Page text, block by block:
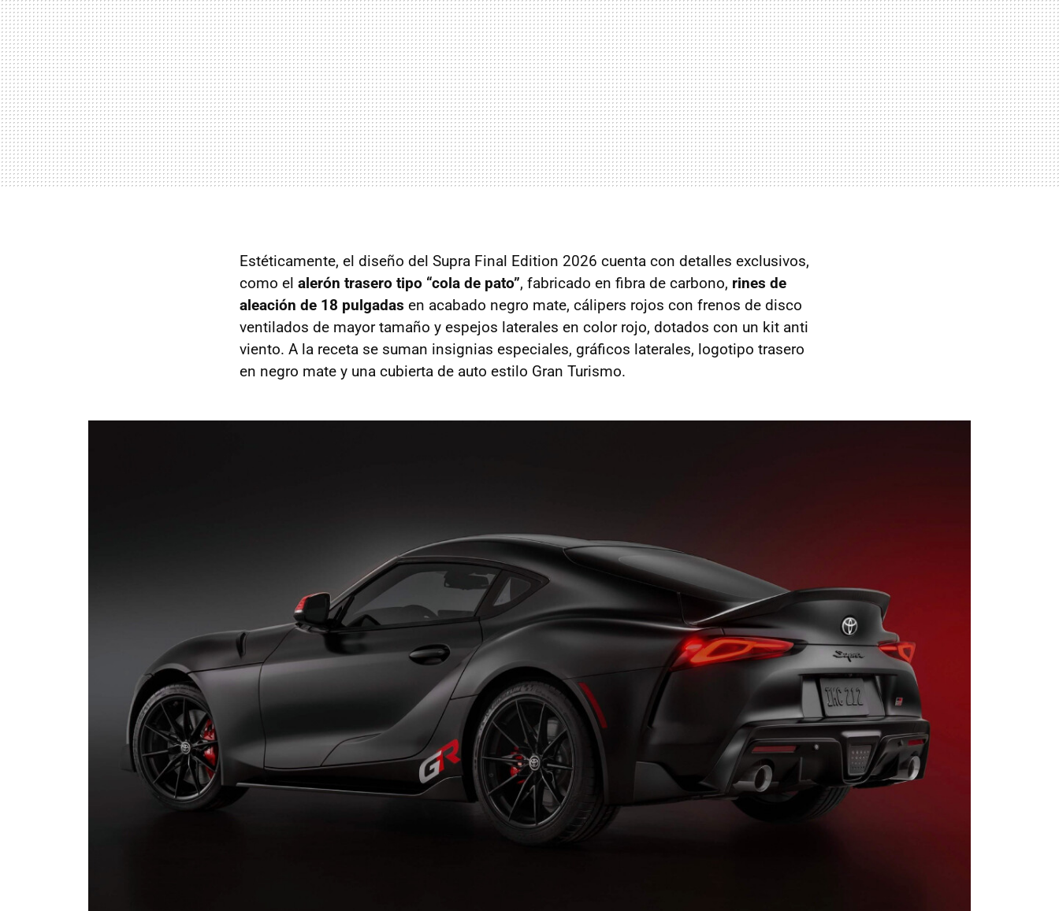
Estéticamente, el diseño del Supra Final Edition 2026 cuenta con detalles exclusivos,
como el alerón trasero tipo “cola de pato”, fabricado en fibra de carbono, rines de
aleación de 18 pulgadas en acabado negro mate, cálipers rojos con frenos de disco
ventilados de mayor tamaño y espejos laterales en color rojo, dotados con un kit anti
viento. A la receta se suman insignias especiales, gráficos laterales, logotipo trasero
en negro mate y una cubierta de auto estilo Gran Turismo.